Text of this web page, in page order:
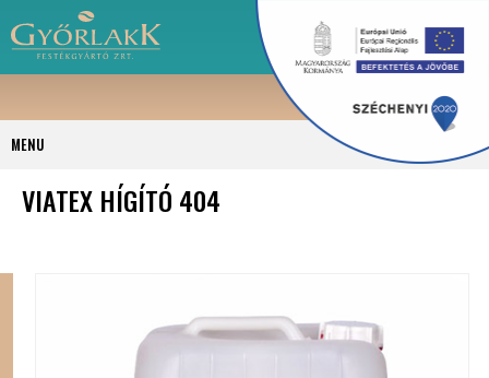
MENU
VIATEX HÍGÍTÓ 404